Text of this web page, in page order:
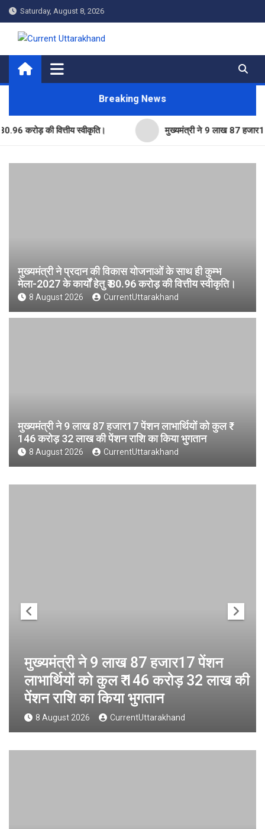
Skip
to
content
Saturday, August 8, 2026
Current Uttarakhand
Breaking News
की वित्तीय स्वीकृति। मुख्यमंत्री ने 9 लाख 87 हजार17 पेंशन
मुख्यमंत्री ने प्रदान की विकास योजनाओं के साथ ही कुम्भ
मेला-2027 के कार्यों हेतु ₹ 80.96 करोड़ की वित्तीय स्वीकृति।
8 August 2026 CurrentUttarakhand
मुख्यमंत्री ने 9 लाख 87 हजार17 पेंशन लाभार्थियों को कुल ₹
146 करोड़ 32 लाख की पेंशन राशि का किया भुगतान
8 August 2026 CurrentUttarakhand
मुख्यमंत्री ने 9 लाख 87 हजार17 पेंशन
लाभार्थियों को कुल ₹ 146 करोड़ 32 लाख की
पेंशन राशि का किया भुगतान
8 August 2026 CurrentUttarakhand